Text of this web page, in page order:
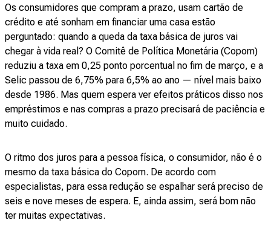
Os consumidores que compram a prazo, usam cartão de
crédito e até sonham em financiar uma casa estão
perguntado: quando a queda da taxa básica de juros vai
chegar à vida real? O Comitê de Política Monetária (Copom)
reduziu a taxa em 0,25 ponto porcentual no fim de março, e a
Selic passou de 6,75% para 6,5% ao ano — nível mais baixo
desde 1986. Mas quem espera ver efeitos práticos disso nos
empréstimos e nas compras a prazo precisará de paciência e
muito cuidado.
O ritmo dos juros para a pessoa física, o consumidor, não é o
mesmo da taxa básica do Copom. De acordo com
especialistas, para essa redução se espalhar será preciso de
seis e nove meses de espera. E, ainda assim, será bom não
ter muitas expectativas.